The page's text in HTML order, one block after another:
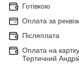
Готівкою
Оплата за
Післяплата
Оплата на
Тертичний